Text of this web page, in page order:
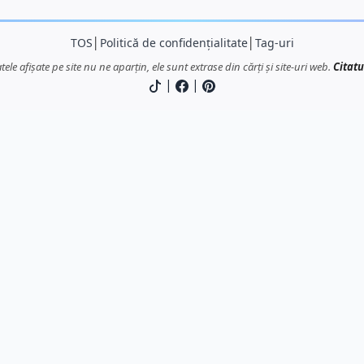
TOS Politică de confidențialitate│ Tag-uri
afișate pe site nu ne aparțin, ele sunt extrase din cărți și site-uri web.
| |